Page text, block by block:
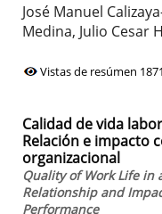
José Manuel
Medina, Julio Cesar
Vistas de resúmen
Calidad de vida
Relación e impacto
organizacional
Quality of Work Life in
Relationship and
Performance